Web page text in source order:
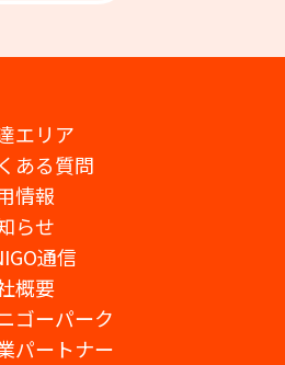
エリア
ある質問
情報
らせ
通信
概要
ゴーパーク
パートナー